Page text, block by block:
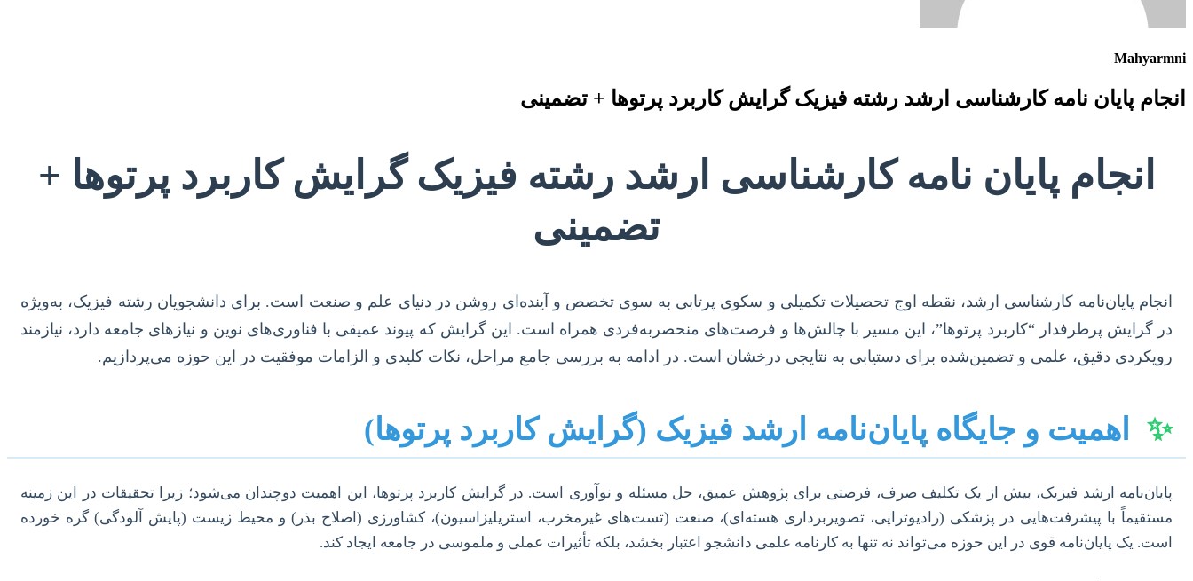
Mahyarmni
انجام پایان نامه کارشناسی ارشد رشته فیزیک گرایش کاربرد پرتوها + تضمینی
انجام پایان نامه کارشناسی ارشد رشته فیزیک گرایش کاربرد پرتوها +
تضمینی
انجام پایان‌نامه کارشناسی ارشد، نقطه اوج تحصیلات تکمیلی و سکوی پرتابی به سوی تخصص و آینده‌ای روشن در دنیای علم و صنعت است. برای دانشجویان رشته فیزیک، به‌ویژه
در گرایش پرطرفدار “کاربرد پرتوها”، این مسیر با چالش‌ها و فرصت‌های منحصربه‌فردی همراه است. این گرایش که پیوند عمیقی با فناوری‌های نوین و نیازهای جامعه دارد، نیازمند
رویکردی دقیق، علمی و تضمین‌شده برای دستیابی به نتایجی درخشان است. در ادامه به بررسی جامع مراحل، نکات کلیدی و الزامات موفقیت در این حوزه می‌پردازیم.
✨ اهمیت و جایگاه پایان‌نامه ارشد فیزیک (گرایش کاربرد پرتوها)
پایان‌نامه ارشد فیزیک، بیش از یک تکلیف صرف، فرصتی برای پژوهش عمیق، حل مسئله و نوآوری است. در گرایش کاربرد پرتوها، این اهمیت دوچندان می‌شود؛ زیرا تحقیقات در این زمینه
مستقیماً با پیشرفت‌هایی در پزشکی (رادیوتراپی، تصویربرداری هسته‌ای)، صنعت (تست‌های غیرمخرب، استریلیزاسیون)، کشاورزی (اصلاح بذر) و محیط زیست (پایش آلودگی) گره خورده
است. یک پایان‌نامه قوی در این حوزه می‌تواند نه تنها به کارنامه علمی دانشجو اعتبار بخشد، بلکه تأثیرات عملی و ملموسی در جامعه ایجاد کند.